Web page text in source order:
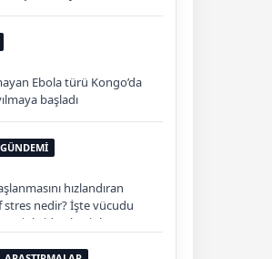
Ebola türü Kongo’da
başladı
hızlandıran
nedir? İşte vücudu
besinler